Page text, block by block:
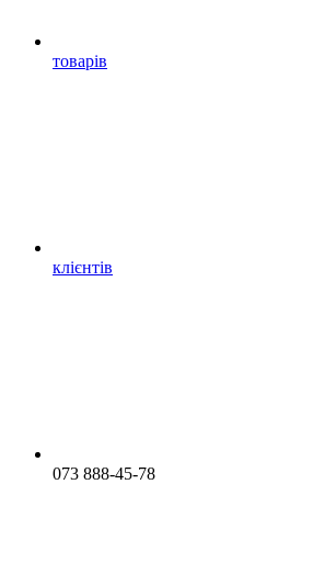
товарів
клієнтів
073 888-45-78